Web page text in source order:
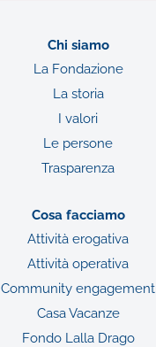
Chi siamo
La Fondazione
La storia
I valori
Le persone
Trasparenza
Cosa facciamo
Attività erogativa
Attività operativa
Community engagement
Casa Vacanze
Fondo Lalla Drago